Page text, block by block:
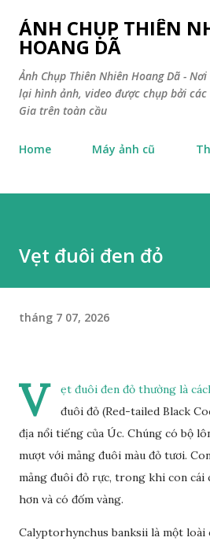
Chuyển đến nội
ẢNH CHỤP THIÊN
HOANG DÃ
Ảnh Chụp Thiên Nhiên Hoang Dã -
lại hình ảnh, video được chụp bởi các
Gia trên toàn cầu
Home Máy ảnh cũ
Vẹt đuôi đen đỏ
tháng 7 07, 2026
V
ẹt đuôi đen đỏ thường là
đuôi đỏ (Red-tailed Black
địa nổi tiếng của Úc. Chúng có bộ
mượt với mảng đuôi màu đỏ tươi.
mảng đuôi đỏ rực, trong khi con cái
hơn và có đốm vàng.
Calyptorhynchus banksii là một